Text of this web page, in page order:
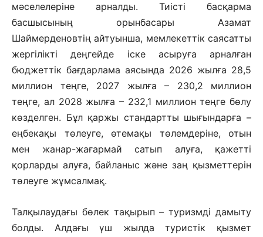
мәселелеріне арналды. Тиісті басқарма
басшысының орынбасары Азамат
Шаймерденовтің айтуынша, мемлекеттік саясатты
жергілікті деңгейде іске асыруға арналған
бюджеттік бағдарлама аясында 2026 жылға 28,5
миллион теңге, 2027 жылға – 230,2 миллион
теңге, ал 2028 жылға – 232,1 миллион теңге бөлу
көзделген. Бұл қаржы стандартты шығындарға –
еңбекақы төлеуге, өтемақы төлемдеріне, отын
мен жанар-жағармай сатып алуға, қажетті
қорларды алуға, байланыс және заң қызметтерін
төлеуге жұмсалмақ.
Талқылаудағы бөлек тақырып – туризмді дамыту
болды. Алдағы үш жылда туристік қызмет